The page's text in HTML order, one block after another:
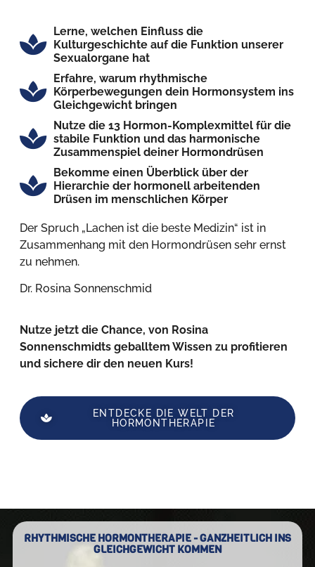
Lerne, welchen Einfluss die
Kulturgeschichte auf die Funktion unserer
Sexualorgane hat
Erfahre, warum rhythmische
Körperbewegungen dein Hormonsystem ins
Gleichgewicht bringen
Nutze die 13 Hormon-Komplexmittel für die
stabile Funktion und das harmonische
Zusammenspiel deiner Hormondrüsen
Bekomme einen Überblick über der
Hierarchie der hormonell arbeitenden
Drüsen im menschlichen Körper
Der Spruch „Lachen ist die beste Medizin“ ist in
Zusammenhang mit den Hormondrüsen sehr ernst
zu nehmen.
Dr. Rosina Sonnenschmid
Nutze jetzt die Chance, von Rosina
Sonnenschmidts geballtem Wissen zu profitieren
und sichere dir den neuen Kurs!
ENTDECKE DIE WELT DER
HORMONTHERAPIE
RHYTHMISCHE HORMONTHERAPIE - GANZHEITLICH INS
GLEICHGEWICHT KOMMEN